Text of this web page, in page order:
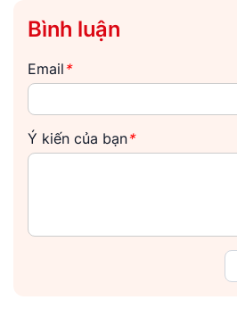
Bình luận
Email *
Ý kiến của bạn*